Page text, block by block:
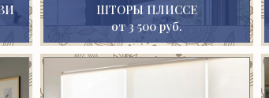
ШТОРЫ ПЛИССЕ
от 3 500 руб.